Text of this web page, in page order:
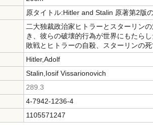
原タイトル:Hitler and Stalin 原著第2版
二大独裁政治家ヒトラーとスターリン
き、彼らの破壊的行為が世界にもたら
敗戦とヒトラーの自殺、スターリンの
Hitler,Adolf
Stalin,Iosif Vissarionovich
289.3
4-7942-1236-4
1105571247